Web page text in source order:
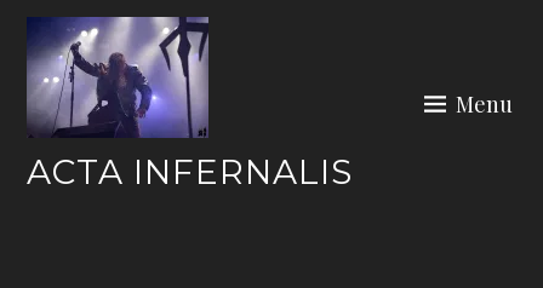
Skip
content
ACTA INFERNALIS
Menu